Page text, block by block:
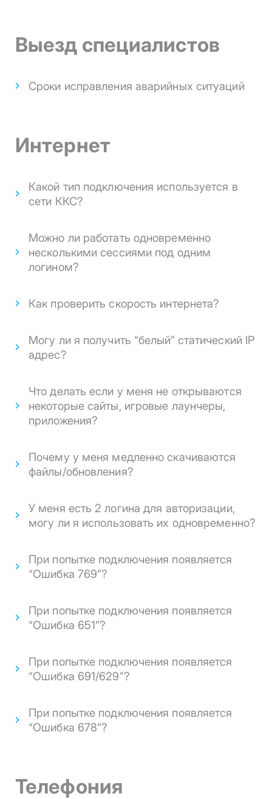
Выезд специалистов
Сроки исправления аварийных ситуаций
Интернет
Какой тип подключения используется в
сети ККС?
Можно ли работать одновременно
несколькими сессиями под одним
логином?
Как проверить скорость интернета?
Могу ли я получить “белый” статический IP
адрес?
Что делать если у меня не открываются
некоторые сайты, игровые лаунчеры,
приложения?
Почему у меня медленно скачиваются
файлы/обновления?
У меня есть 2 логина для авторизации,
могу ли я использовать их одновременно?
При попытке подключения появляется
“Oшибка 769”?
При попытке подключения появляется
“Oшибка 651”?
При попытке подключения появляется
“Oшибка 691/629”?
При попытке подключения появляется
“Oшибка 678”?
Телефония